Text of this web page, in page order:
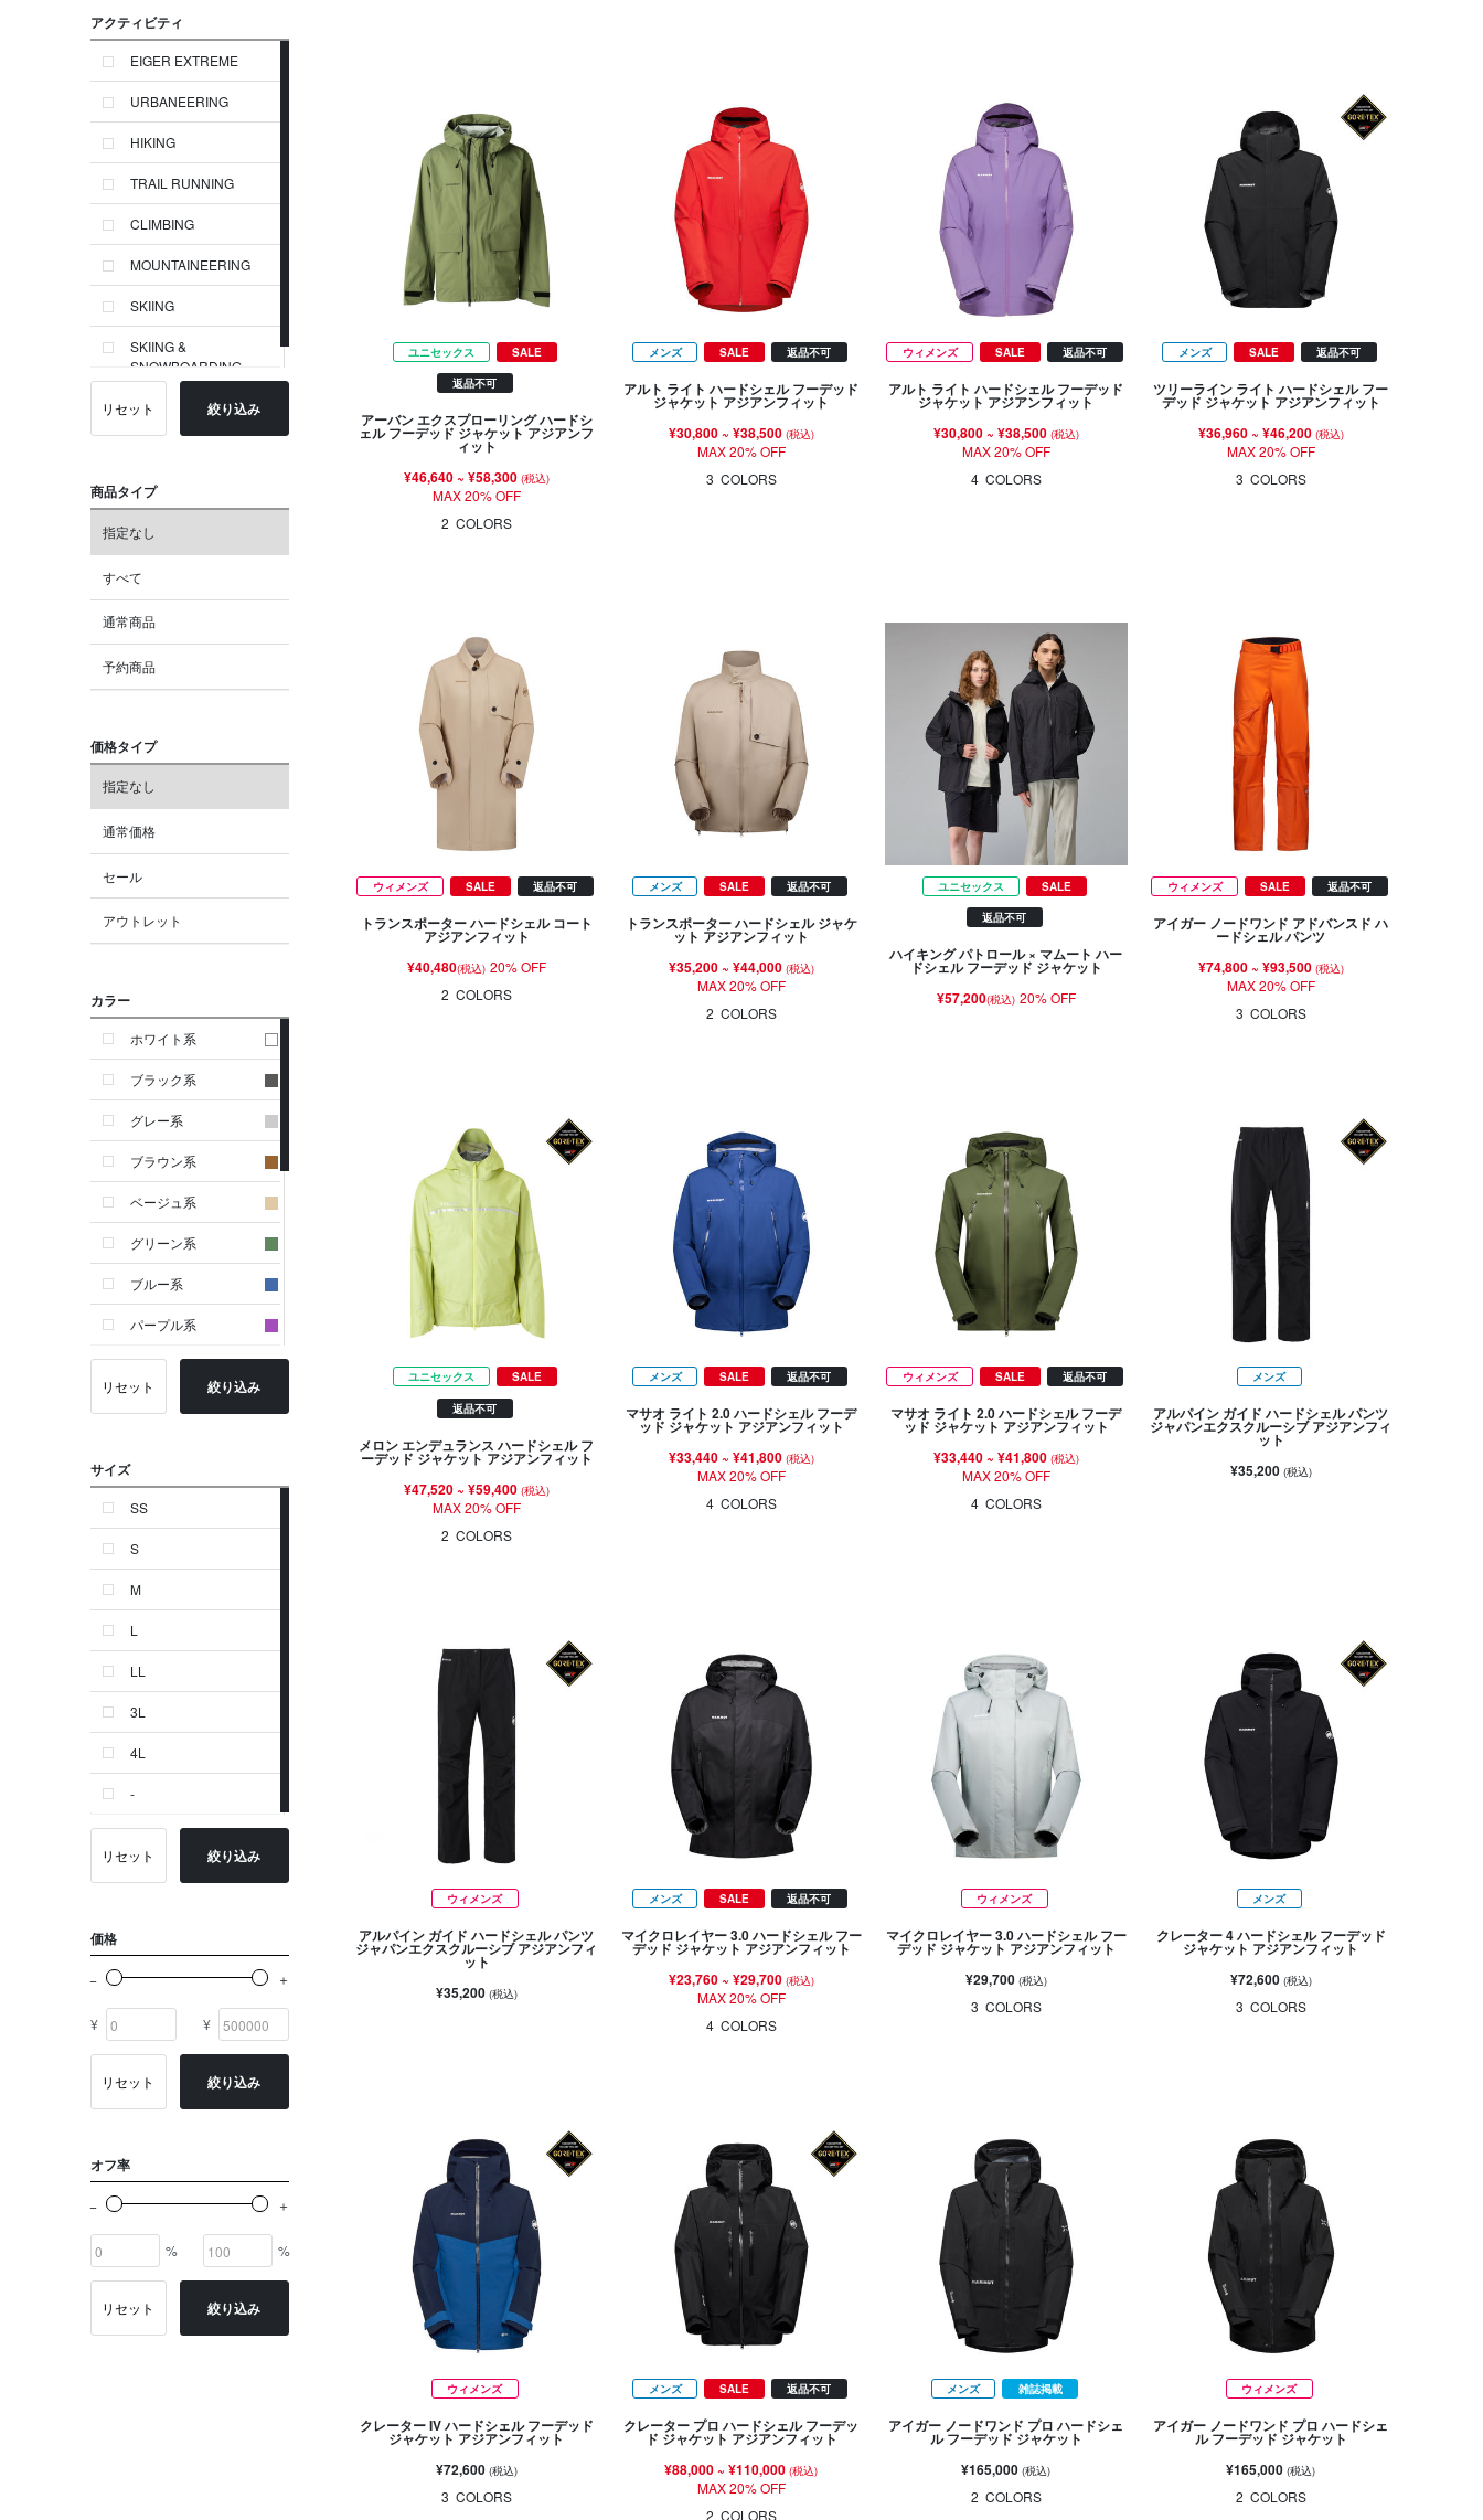
アクティビティ
EIGER EXTREME
URBANEERING
HIKING
TRAIL RUNNING
CLIMBING
MOUNTAINEERING
SKIING
SKIING &
SNOWBOARDING
リセット 絞り込み
商品タイプ
指定なし
すべて
通常商品
予約商品
価格タイプ
指定なし
通常価格
セール
アウトレット
カラー
ホワイト系
ブラック系
グレー系
ブラウン系
ベージュ系
グリーン系
ブルー系
パープル系
イエロー系
オレンジ系
シルバー系
ゴールド系
その他
イニシャル
OTHERS
リセット 絞り込み
サイズ
SS
S
M
L
LL
3L
4L
-
リセット 絞り込み
価格
¥ ¥
リセット 絞り込み
オフ率
% %
リセット 絞り込み
ユニセックス SALE
返品不可
アーバン エクスプローリング ハードシ
ェル フーデッド ジャケット アジアンフ
ィット
¥46,640~ ¥58,300 (税込)
MAX 20% OFF
2 COLORS
メンズ SALE 返品不可
アルト ライト ハードシェル フーデッド
ジャケット アジアンフィット
¥30,800~ ¥38,500 (税込)
MAX 20% OFF
3 COLORS
ウィメンズ SALE 返品不可
アルト ライト ハードシェル フーデッド
ジャケット アジアンフィット
¥30,800~ ¥38,500 (税込)
MAX 20% OFF
4 COLORS
メンズ SALE 返品不可
ツリーライン ライト ハードシェル フー
デッド ジャケット アジアンフィット
¥36,960~ ¥46,200 (税込)
MAX 20% OFF
3 COLORS
ウィメンズ SALE 返品不可
トランスポーター ハードシェル コート
アジアンフィット
¥40,480(税込) 20% OFF
2 COLORS
メンズ SALE 返品不可
トランスポーター ハードシェル ジャケ
ット アジアンフィット
¥35,200~ ¥44,000 (税込)
MAX 20% OFF
2 COLORS
ユニセックス SALE
返品不可
ハイキング パトロール × マムート ハー
ドシェル フーデッド ジャケット
¥57,200(税込) 20% OFF
ウィメンズ SALE 返品不可
アイガー ノードワンド アドバンスド ハ
ードシェル パンツ
¥74,800~ ¥93,500 (税込)
MAX 20% OFF
3 COLORS
ユニセックス SALE
返品不可
メロン エンデュランス ハードシェル フ
ーデッド ジャケット アジアンフィット
¥47,520~ ¥59,400 (税込)
MAX 20% OFF
2 COLORS
メンズ SALE 返品不可
マサオ ライト 2.0 ハードシェル フーデ
ッド ジャケット アジアンフィット
¥33,440~ ¥41,800 (税込)
MAX 20% OFF
4 COLORS
ウィメンズ SALE 返品不可
マサオ ライト 2.0 ハードシェル フーデ
ッド ジャケット アジアンフィット
¥33,440~ ¥41,800 (税込)
MAX 20% OFF
4 COLORS
メンズ
アルパイン ガイド ハードシェル パンツ
ジャパンエクスクルーシブ アジアンフィ
ット
¥35,200 (税込)
ウィメンズ
アルパイン ガイド ハードシェル パンツ
ジャパンエクスクルーシブ アジアンフィ
ット
¥35,200 (税込)
メンズ SALE 返品不可
マイクロレイヤー 3.0 ハードシェル フー
デッド ジャケット アジアンフィット
¥23,760~ ¥29,700 (税込)
MAX 20% OFF
4 COLORS
ウィメンズ
マイクロレイヤー 3.0 ハードシェル フー
デッド ジャケット アジアンフィット
¥29,700 (税込)
3 COLORS
メンズ
クレーター 4 ハードシェル フーデッド
ジャケット アジアンフィット
¥72,600 (税込)
3 COLORS
ウィメンズ
クレーター IV ハードシェル フーデッド
ジャケット アジアンフィット
¥72,600 (税込)
3 COLORS
メンズ SALE 返品不可
クレーター プロ ハードシェル フーデッ
ド ジャケット アジアンフィット
¥88,000~ ¥110,000(税込)
MAX 20% OFF
2 COLORS
メンズ 雑誌掲載
アイガー ノードワンド プロ ハードシェ
ル フーデッド ジャケット
¥165,000(税込)
2 COLORS
ウィメンズ
アイガー ノードワンド プロ ハードシェ
ル フーデッド ジャケット
¥165,000(税込)
2 COLORS